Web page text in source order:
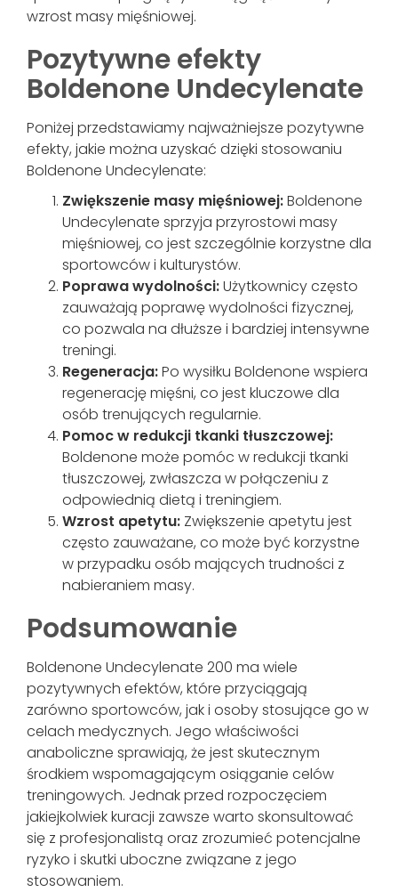
wzrost masy mięśniowej.
Pozytywne efekty
Boldenone Undecylenate
Poniżej przedstawiamy najważniejsze pozytywne
efekty, jakie można uzyskać dzięki stosowaniu
Boldenone Undecylenate:
Zwiększenie masy mięśniowej:Boldenone
Undecylenate sprzyja przyrostowi masy
mięśniowej, co jest szczególnie korzystne dla
sportowców i kulturystów.
Poprawa wydolności:Użytkownicy często
zauważają poprawę wydolności fizycznej,
co pozwala na dłuższe i bardziej intensywne
treningi.
Regeneracja:Po wysiłku Boldenone wspiera
regenerację mięśni, co jest kluczowe dla
osób trenujących regularnie.
Pomoc w redukcji tkanki tłuszczowej:
Boldenone może pomóc w redukcji tkanki
tłuszczowej, zwłaszcza w połączeniu z
odpowiednią dietą i treningiem.
Wzrost apetytu: Zwiększenie apetytu jest
często zauważane, co może być korzystne
w przypadku osób mających trudności z
nabieraniem masy.
Podsumowanie
Boldenone Undecylenate 200 ma wiele
pozytywnych efektów, które przyciągają
zarówno sportowców, jak i osoby stosujące go w
celach medycznych. Jego właściwości
anaboliczne sprawiają, że jest skutecznym
środkiem wspomagającym osiąganie celów
treningowych. Jednak przed rozpoczęciem
jakiejkolwiek kuracji zawsze warto skonsultować
się z profesjonalistą oraz zrozumieć potencjalne
ryzyko i skutki uboczne związane z jego
stosowaniem.